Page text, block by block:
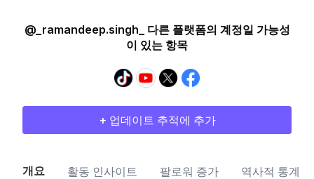
@_ramandeep.singh_ 다른 플랫폼의 계정일 가능성
이 있는 항목
+ 업데이트 추적에 추가
개요 활동 인사이트 팔로워 증가 역사적 통계